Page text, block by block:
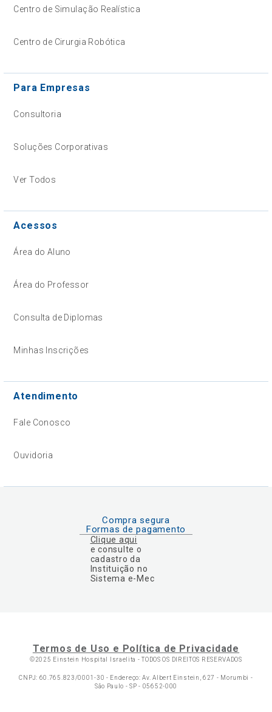
Centro de Simulação Realística
Centro de Cirurgia Robótica
Para Empresas
Consultoria
Soluções Corporativas
Ver Todos
Acessos
Área do Aluno
Área do Professor
Consulta de Diplomas
Minhas Inscrições
Atendimento
Fale Conosco
Ouvidoria
Compra segura
Formas de pagamento
Clique aqui
e consulte o
cadastro da
Instituição no
Sistema e-Mec
Termos de Uso e Política de Privacidade
©2025 Einstein Hospital Israelita -TODOS OS DIREITOS RESERVADOS
CNPJ: 60.765.823/0001-30 - Endereço: Av. Albert Einstein, 627 - Morumbi -
São Paulo - SP - 05652-000